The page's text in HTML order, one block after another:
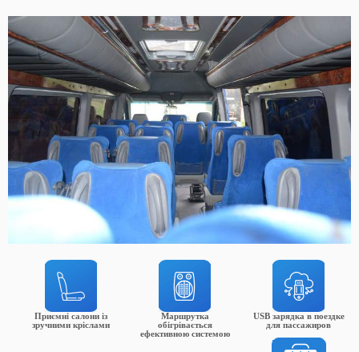
Приємні салони із
зручними кріслами
Маршрутка
обігрівається
ефективною системою
USB зарядка в поездке
для пассажиров